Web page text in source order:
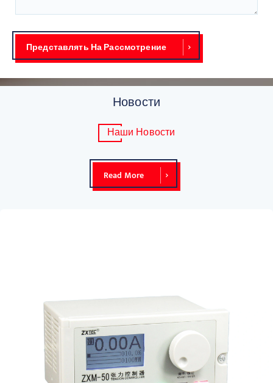
Представлять На Рассмотрение
Новости
Наши Новости
Read More